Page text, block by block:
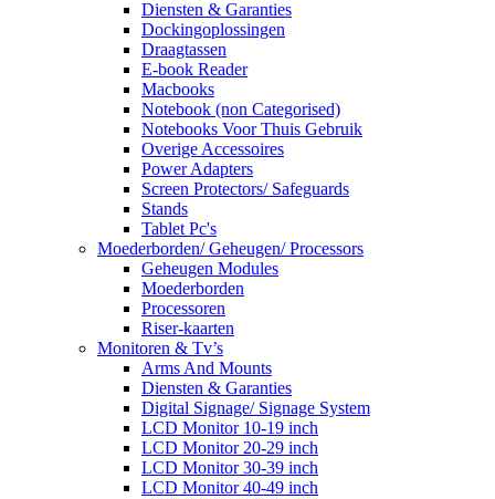
Diensten & Garanties
Dockingoplossingen
Draagtassen
E-book Reader
Macbooks
Notebook (non Categorised)
Notebooks Voor Thuis Gebruik
Overige Accessoires
Power Adapters
Screen Protectors/ Safeguards
Stands
Tablet Pc's
Moederborden/ Geheugen/ Processors
Geheugen Modules
Moederborden
Processoren
Riser-kaarten
Monitoren & Tv’s
Arms And Mounts
Diensten & Garanties
Digital Signage/ Signage System
LCD Monitor 10-19 inch
LCD Monitor 20-29 inch
LCD Monitor 30-39 inch
LCD Monitor 40-49 inch